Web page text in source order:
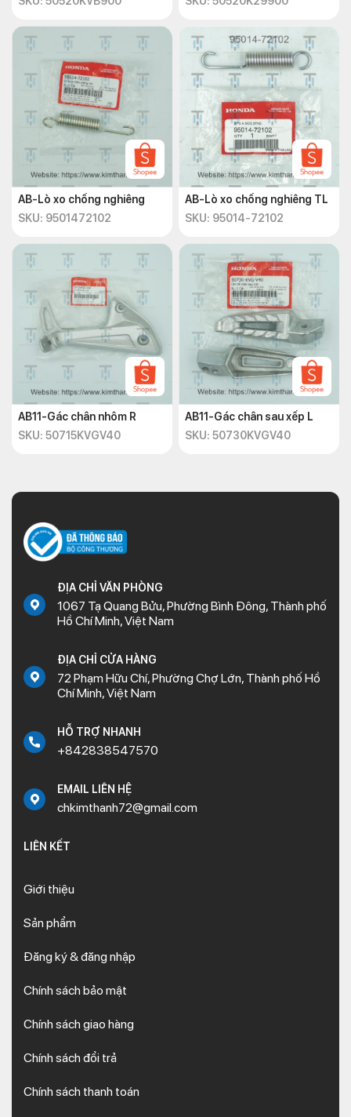
AB-Lò xo chống nghiêng
SKU: 9501472102
AB-Lò xo chống nghiêng TL
SKU: 95014-72102
AB11-Gác chân nhôm R
SKU: 50715KVGV40
AB11-Gác chân sau xếp L
SKU: 50730KVGV40
ĐỊA CHỈ VĂN PHÒNG
1067 Tạ Quang Bửu, Phường Bình Đông, Thành phố
Hồ Chí Minh, Việt Nam
ĐỊA CHỈ CỬA HÀNG
72 Phạm Hữu Chí, Phường Chợ Lớn, Thành phố Hồ
Chí Minh, Việt Nam
HỖ TRỢ NHANH
+842838547570
EMAIL LIÊN HỆ
chkimthanh72@gmail.com
LIÊN KẾT
Giới thiệu
Sản phẩm
Đăng ký & đăng nhập
Chính sách bảo mật
Chính sách giao hàng
Chính sách đổi trả
Chính sách thanh toán